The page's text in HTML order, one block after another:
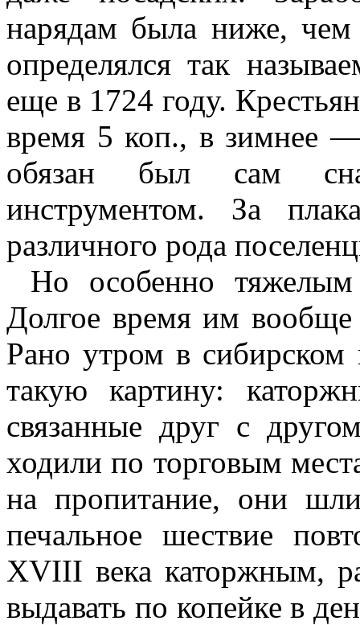
нарядам была ниже, чем
определялся так
еще в 1724 году.
время 5 коп., в зимнее
обязан был сам
инструментом. За
различного рода
Но особенно
Долгое время им вообще
Рано утром в
такую картину:
связанные друг с
ходили по торговым
на пропитание, они
печальное шествие
XVIII века каторжным,
выдавать по копейке в